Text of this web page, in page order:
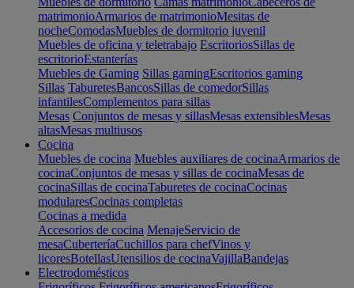
matrimonioArmarios de matrimonioMesitas de
nocheComodasMuebles de dormitorio juvenil
Muebles de oficina y teletrabajo EscritoriosSillas de
escritorioEstanterías
Muebles de Gaming Sillas gamingEscritorios gaming
Sillas TaburetesBancosSillas de comedorSillas
infantilesComplementos para sillas
Mesas Conjuntos de mesas y sillasMesas extensiblesMesas
altasMesas multiusos
Cocina
Muebles de cocina Muebles auxiliares de cocinaArmarios de
cocinaConjuntos de mesas y sillas de cocinaMesas de
cocinaSillas de cocinaTaburetes de cocinaCocinas
modularesCocinas completas
Cocinas a medida
Accesorios de cocina MenajeServicio de
mesaCuberteríaCuchillos para chefVinos y
licoresBotellasUtensilios de cocinaVajillaBandejas
Electrodomésticos